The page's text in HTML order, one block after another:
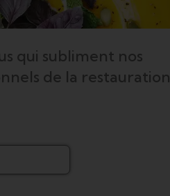
qui subliment nos
de la restauration